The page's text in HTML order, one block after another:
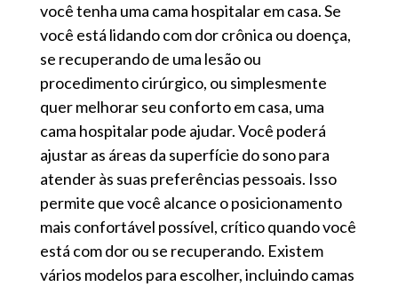
você tenha uma cama hospitalar em casa. Se
você está lidando com dor crônica ou doença,
se recuperando de uma lesão ou
procedimento cirúrgico, ou simplesmente
quer melhorar seu conforto em casa, uma
cama hospitalar pode ajudar. Você poderá
ajustar as áreas da superfície do sono para
atender às suas preferências pessoais. Isso
permite que você alcance o posicionamento
mais confortável possível, crítico quando você
está com dor ou se recuperando. Existem
vários modelos para escolher, incluindo camas